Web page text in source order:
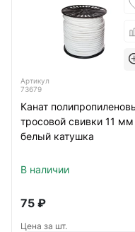
Артикул
73679
Канат
тросовой свивки 11 мм
белый катушка
В наличии
75 ₽
Цена за шт.